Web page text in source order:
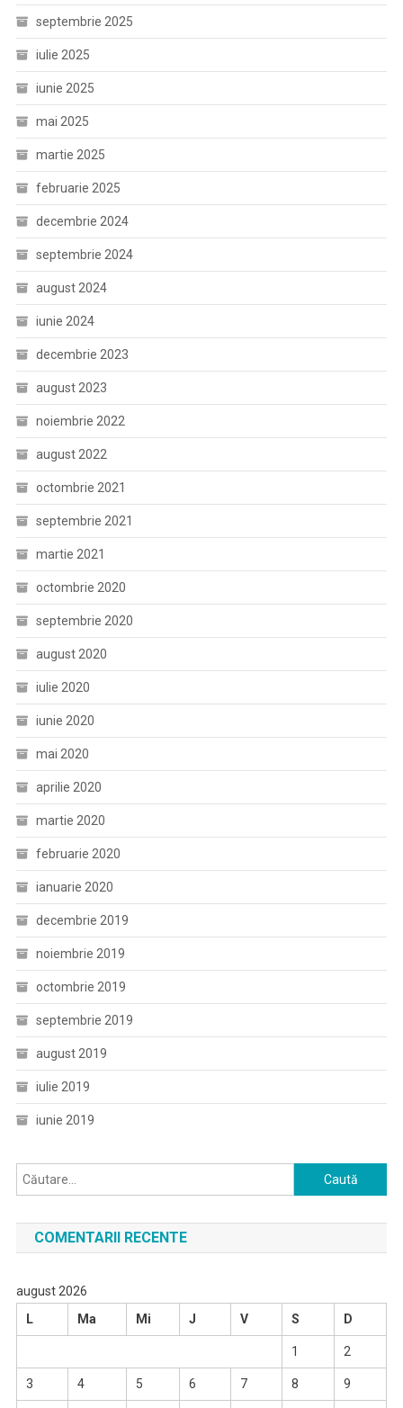
septembrie 2025
iulie 2025
iunie 2025
mai 2025
martie 2025
februarie 2025
decembrie 2024
septembrie 2024
august 2024
iunie 2024
decembrie 2023
august 2023
noiembrie 2022
august 2022
octombrie 2021
septembrie 2021
martie 2021
octombrie 2020
septembrie 2020
august 2020
iulie 2020
iunie 2020
mai 2020
aprilie 2020
martie 2020
februarie 2020
ianuarie 2020
decembrie 2019
noiembrie 2019
octombrie 2019
septembrie 2019
august 2019
iulie 2019
iunie 2019
Caută
după:
COMENTARII RECENTE
august 2026
L
Ma Mi J V S D
1 2
3 4 5 6 7 8 9